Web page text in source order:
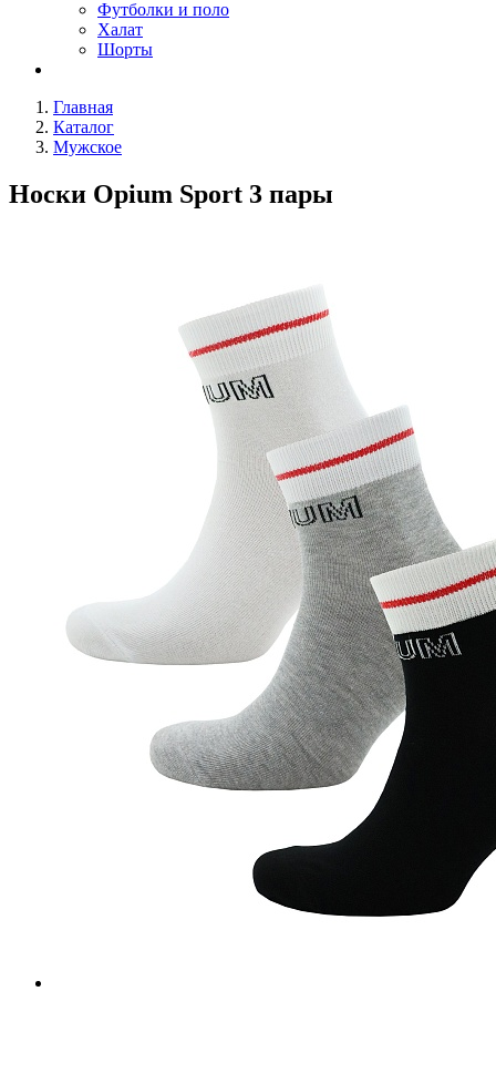
Футболки и поло
Халат
Шорты
Главная
Каталог
Мужское
Носки Opium Sport 3 пары